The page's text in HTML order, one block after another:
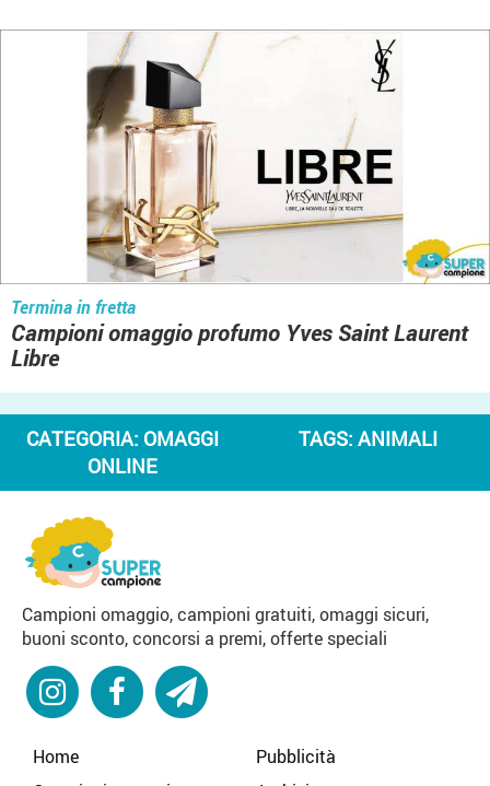
Termina in fretta
Campioni omaggio profumo Yves Saint Laurent
Libre
CATEGORIA: OMAGGI
ONLINE
TAGS: ANIMALI
Campioni omaggio, campioni gratuiti, omaggi sicuri,
buoni sconto, concorsi a premi, offerte speciali
Home
Pubblicità